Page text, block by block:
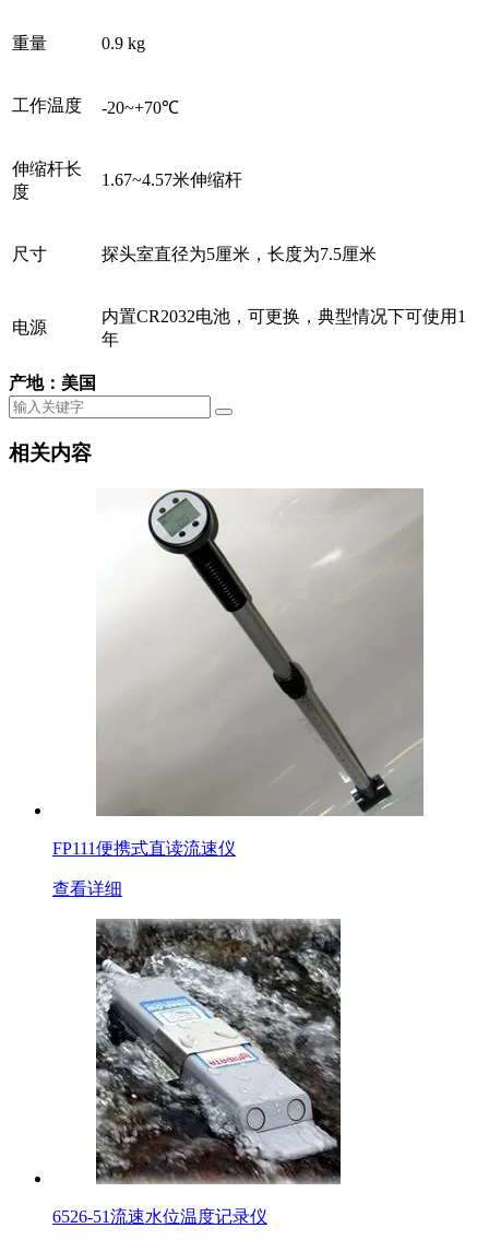
重量 0.9 kg
工作温度 -20~+70℃
伸缩杆长
度
1.67~4.57米伸缩杆
尺寸 探头室直径为5厘米，长度为7.5厘米
电源
内置CR2032电池，可更换，典型情况下可使用1
年
产地：美国
相关内容
FP111便携式直读流速仪
查看详细
6526-51流速水位温度记录仪